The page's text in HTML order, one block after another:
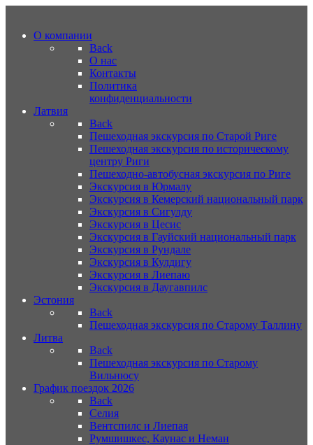
О компании
Back
О нас
Контакты
Политика
конфиденциальности
Латвия
Back
Пешеходная экскурсия по Старой Риге
Пешеходная экскурсия по историческому
центру Риги
Пешеходно-автобусная экскурсия по Риге
Экскурсия в Юрмалу
Экскурсия в Кемерский национальный парк
Экскурсия в Сигулду
Экскурсия в Цесис
Экскурсия в Гауйский национальный парк
Экскурсия в Рундале
Экскурсия в Кулдигу
Экскурсия в Лиепаю
Экскурсия в Даугавпилс
Эстония
Back
Пешеходная экскурсия по Старому Таллину
Литва
Back
Пешеходная экскурсия по Старому
Вильнюсу
График поездок 2026
Back
Селия
Вентспилс и Лиепая
Румшишкес, Каунас и Неман